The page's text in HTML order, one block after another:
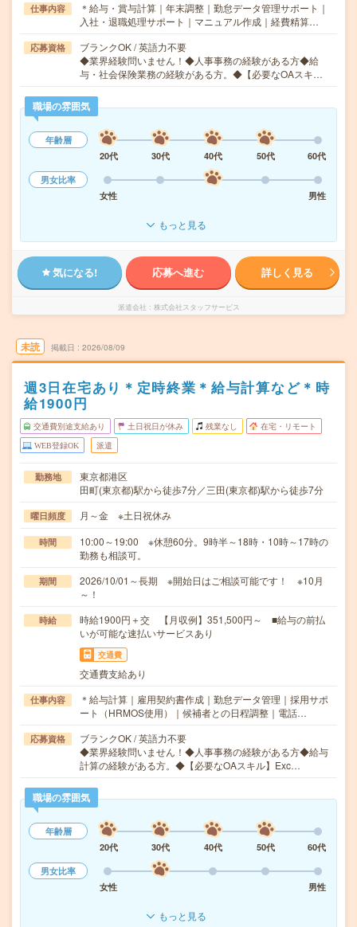
仕事内容
＊給与・賞与計算｜年末調整｜勤怠データ管理サポート｜
入社・退職処理サポート｜マニュアル作成｜経費精算…
応募資格
ブランクOK / 英語力不要
◆業界経験問いません！◆人事事務の経験がある方◆給
与・社会保険業務の経験がある方。◆【必要なOAスキ…
職場の雰囲気
年齢層
20代
30代 40代 50代
60代
男女比率
女性
男性
もっと見る
気になる! 応募へ進む 詳しく見る
派遣会社 株式会社スタッフサービス
未読 掲載日 2026/08/09
週3日在宅あり＊定時終業＊給与計算など＊時
給1900円
交通費別途支給あり 土日祝日が休み 残業なし 在宅・リモート
WEB登録OK 派遣
勤務地
東京都港区
田町(東京都)駅から徒歩7分／三田(東京都)駅から徒歩7分
曜日頻度 月～金 ※土日祝休み
時間
10:00～19:00 ※休憩60分。9時半～18時・10時～17時の
勤務も相談可。
期間
2026/10/01～長期 ※開始日はご相談可能です！ ※10月
～！
時給
時給1900円＋交 【月収例】351,500円～ ■給与の前払
いが可能な速払いサービスあり
交通費
交通費支給あり
仕事内容
＊給与計算｜雇用契約書作成｜勤怠データ管理｜採用サポ
ート（HRMOS使用）｜候補者との日程調整｜電話…
応募資格
ブランクOK / 英語力不要
◆業界経験問いません！◆人事事務の経験がある方◆給与
計算の経験がある方。◆【必要なOAスキル】Exc…
職場の雰囲気
年齢層
20代
30代 40代 50代
60代
男女比率
女性
男性
もっと見る